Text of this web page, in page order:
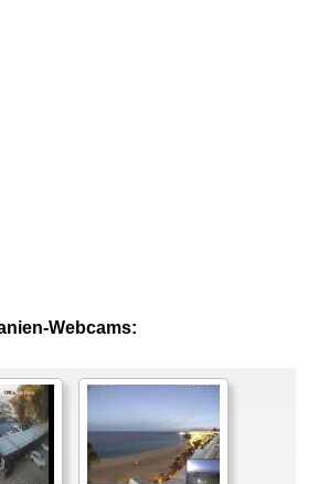
Webcams: